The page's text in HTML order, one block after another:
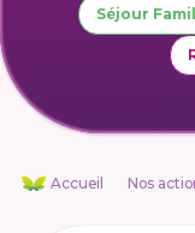
Séjour
Accueil Nos